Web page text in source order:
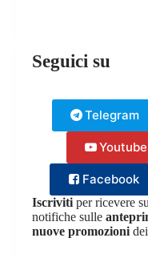
Seguici su
Telegram
Youtube
Facebook
Iscriviti per ricevere
notifiche sulle
nuove promozioni